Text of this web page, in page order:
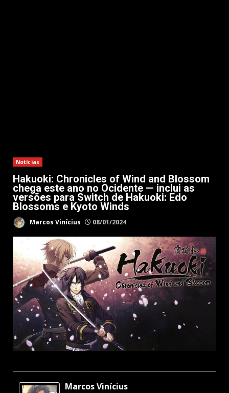
Notícias
Hakuoki: Chronicles of Wind and Blossom
chega este ano no Ocidente — inclui as
versões para Switch de Hakuoki: Edo
Blossoms e Kyoto Winds
Marcos Vinícius 08/01/2024
Marcos Vinícius